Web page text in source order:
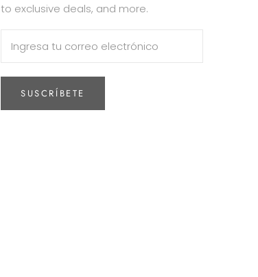
to exclusive deals, and more.
SUSCRÍBETE